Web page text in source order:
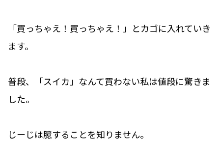
「買っちゃえ！買っちゃえ！」とカゴに入れていき
ます。
普段、「スイカ」なんて買わない私は値段に驚きま
した。
じーじは臆することを知りません。